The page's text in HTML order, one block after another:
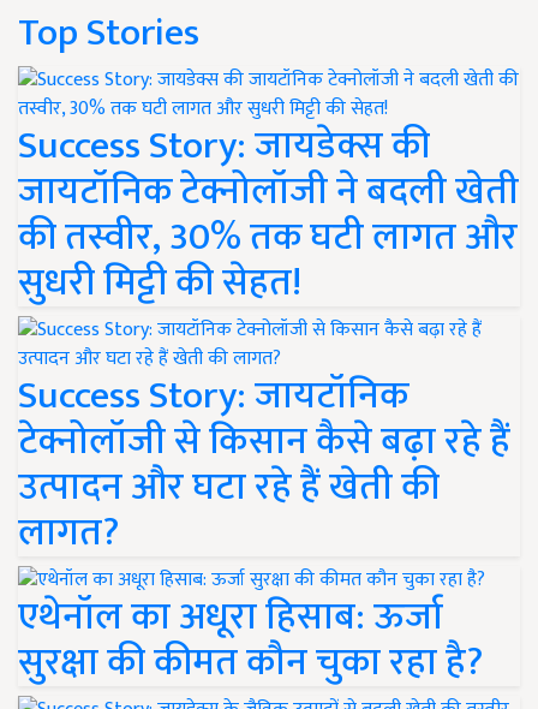
Top Stories
Success Story: जायडेक्स की
जायटॉनिक टेक्नोलॉजी ने बदली खेती
की तस्वीर, 30% तक घटी लागत और
सुधरी मिट्टी की सेहत!
Success Story: जायटॉनिक
टेक्नोलॉजी से किसान कैसे बढ़ा रहे हैं
उत्पादन और घटा रहे हैं खेती की
लागत?
एथेनॉल का अधूरा हिसाब: ऊर्जा
सुरक्षा की कीमत कौन चुका रहा है?